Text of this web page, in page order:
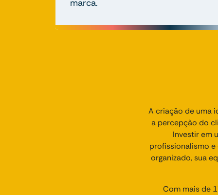
marca.
A criação de uma
a percepção do
Investir em
profissionalismo
organizado, sua
Com mais de